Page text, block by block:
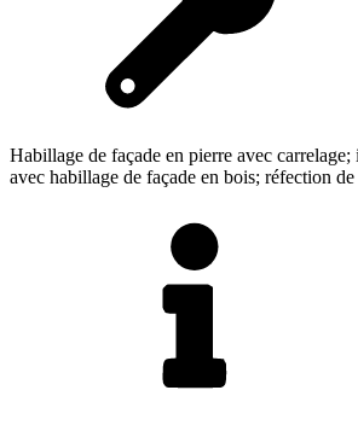
Habillage de façade en pierre avec
avec habillage de façade en bois; réfection